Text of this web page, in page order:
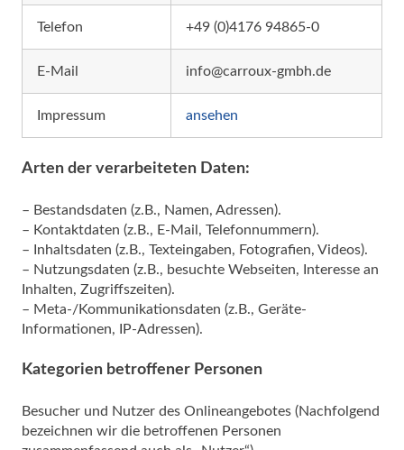
Telefon +49 (0)4176 94865-0
E-Mail info@carroux-gmbh.de
Impressum ansehen
Arten der verarbeiteten Daten:
– Bestandsdaten (z.B., Namen, Adressen).
– Kontaktdaten (z.B., E-Mail, Telefonnummern).
– Inhaltsdaten (z.B., Texteingaben, Fotografien, Videos).
– Nutzungsdaten (z.B., besuchte Webseiten, Interesse an
Inhalten, Zugriffszeiten).
– Meta-/Kommunikationsdaten (z.B., Geräte-
Informationen, IP-Adressen).
Kategorien betroffener Personen
Besucher und Nutzer des Onlineangebotes (Nachfolgend
bezeichnen wir die betroffenen Personen